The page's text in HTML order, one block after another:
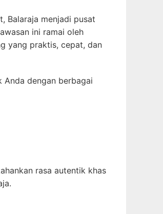
Balaraja menjadi pusat
ini ramai oleh
yang praktis, cepat, dan
Anda dengan berbagai
rasa autentik khas